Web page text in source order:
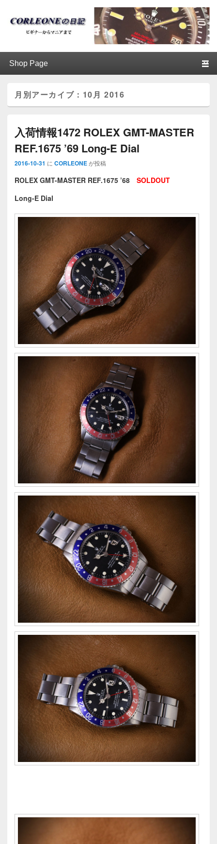
ブログ / アンティークロレックス
│CORLEONE
月別アーカイブ： 10月 2016
入荷情報1472 ROLEX GMT-MASTER
REF.1675 ’69 Long-E Dial
2016-10-31 に CORLEONEが投稿
ROLEX GMT-MASTER REF.1675 ’68 SOLDOUT
Long-E Dial